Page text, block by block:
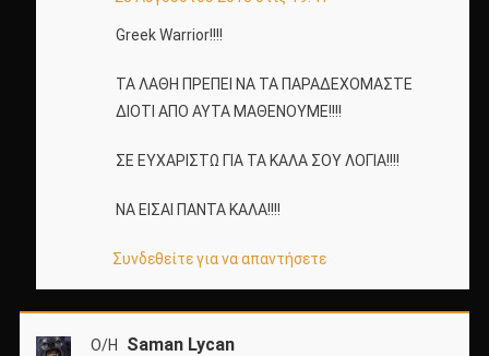
Greek Warrior!!!!
ΤΑ ΛΑΘΗ ΠΡΕΠΕΙ ΝΑ ΤΑ ΠΑΡΑΔΕΧΟΜΑΣΤΕ
ΔΙΟΤΙ ΑΠΟ ΑΥΤΑ ΜΑΘΕΝΟΥΜΕ!!!!
ΣΕ ΕΥΧΑΡΙΣΤΩ ΓΙΑ ΤΑ ΚΑΛΑ ΣΟΥ ΛΟΓΙΑ!!!!
ΝΑ ΕΙΣΑΙ ΠΑΝΤΑ ΚΑΛΑ!!!!
Συνδεθείτε για να απαντήσετε
Ο/Η Saman Lycan